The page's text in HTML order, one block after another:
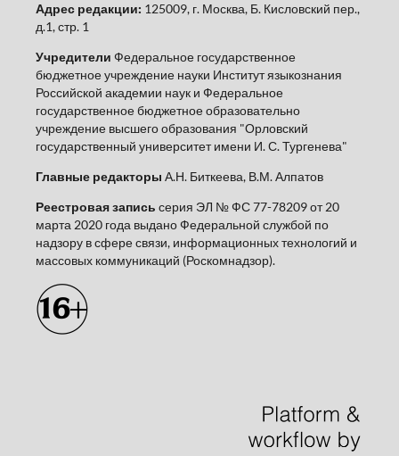
Адрес редакции: 125009, г. Москва, Б. Кисловский пер.,
д.1, стр. 1
Учредители Федеральное государственное
бюджетное учреждение науки Институт языкознания
Российской академии наук и Федеральное
государственное бюджетное образовательно
учреждение высшего образования "Орловский
государственный университет имени И. С. Тургенева"
Главные редакторы А.Н. Биткеева, В.М. Алпатов
Реестровая запись серия ЭЛ № ФС 77-78209 от 20
марта 2020 года выдано Федеральной службой по
надзору в сфере связи, информационных технологий и
массовых коммуникаций (Роскомнадзор).